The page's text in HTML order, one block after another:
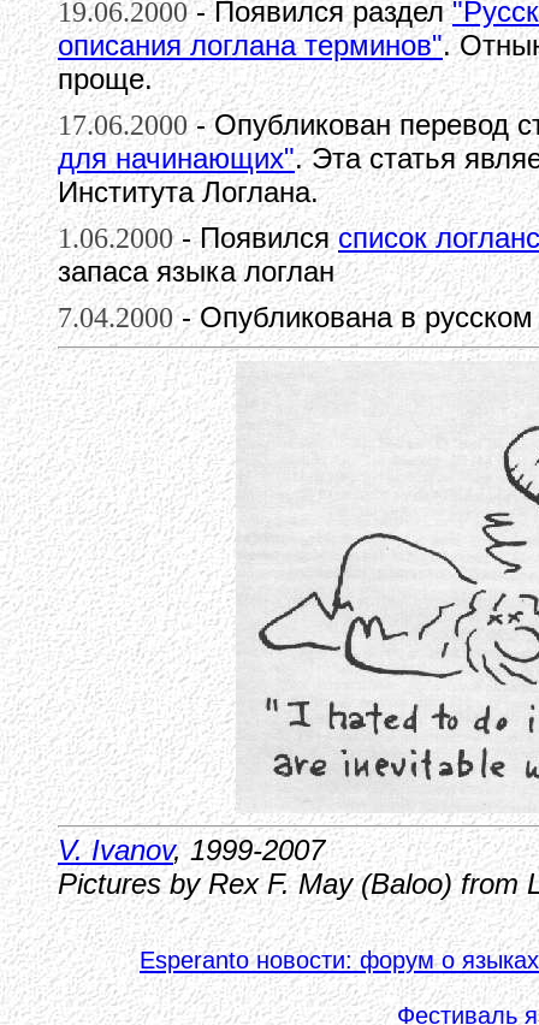
19.06.2000- Появился раздел
описания логлана терминов".
проще.
17.06.2000 - Опубликован перевод
для начинающих". Эта статья
Института Логлана.
1.06.2000- Появилсясписок
запаса языка логлан
7.04.2000- Опубликована в
V. Ivanov, 1999-2007
Pictures by Rex F. May (Baloo) from
Esperanto новости: форум о
Фестиваль